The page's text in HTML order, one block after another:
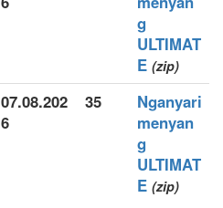
g
ULTIMAT
E (zip)
07.08.202
6
35
Nganyari
menyan
g
ULTIMAT
E (zip)